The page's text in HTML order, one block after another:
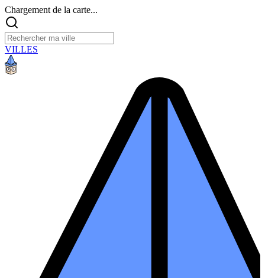
Chargement de la carte...
VILLES